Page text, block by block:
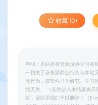
收藏 (0)
声明：本站所有资源仅供学习和
一切关于该资源商业行为与本站
等行为，该软件只为研究、学习
站无关。 （若您进入本站就表
益，请联系我们予以删除！（E-